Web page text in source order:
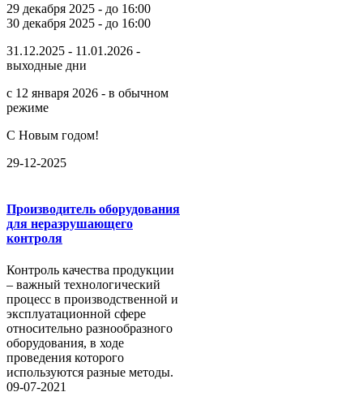
29 декабря 2025 - до 16:00
30 декабря 2025 - до 16:00
31.12.2025 - 11.01.2026 -
выходные дни
с 12 января 2026 - в обычном
режиме
С Новым годом!
29-12-2025
Производитель оборудования
для неразрушающего
контроля
Контроль качества продукции
– важный технологический
процесс в производственной и
эксплуатационной сфере
относительно разнообразного
оборудования, в ходе
проведения которого
используются разные методы.
09-07-2021